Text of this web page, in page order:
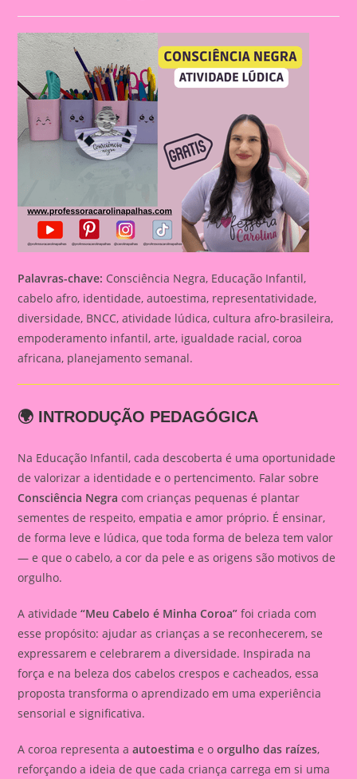
Palavras-chave: Consciência Negra, Educação Infantil,
cabelo afro, identidade, autoestima, representatividade,
diversidade, BNCC, atividade lúdica, cultura afro-brasileira,
empoderamento infantil, arte, igualdade racial, coroa
africana, planejamento semanal.
🌍 INTRODUÇÃO PEDAGÓGICA
Na Educação Infantil, cada descoberta é uma oportunidade
de valorizar a identidade e o pertencimento. Falar sobre
Consciência Negra com crianças pequenas é plantar
sementes de respeito, empatia e amor próprio. É ensinar,
de forma leve e lúdica, que toda forma de beleza tem valor
— e que o cabelo, a cor da pele e as origens são motivos de
orgulho.
A atividade“Meu Cabelo é Minha Coroa” foi criada com
esse propósito: ajudar as crianças a se reconhecerem, se
expressarem e celebrarem a diversidade. Inspirada na
força e na beleza dos cabelos crespos e cacheados, essa
proposta transforma o aprendizado em uma experiência
sensorial e significativa.
A coroa representa aautoestima e oorgulho das raízes,
reforçando a ideia de que cada criança carrega em si uma